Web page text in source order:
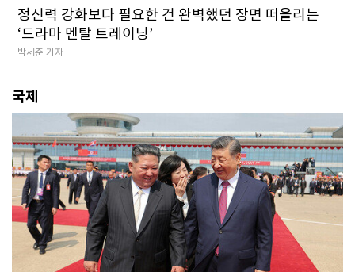
정신력 강화보다 필요한 건 완벽했던 장면 떠올리는
‘드라마 멘탈 트레이닝’
박세준 기자
국제